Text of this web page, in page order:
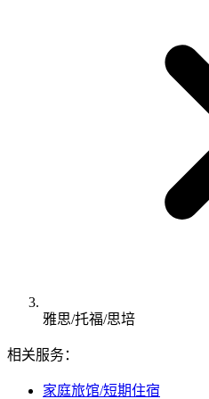
雅思/托福/思培
相关服务：
家庭旅馆/短期住宿